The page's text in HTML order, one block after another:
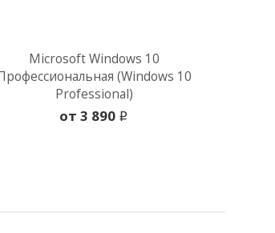
Microsoft Windows 10
(Windows 10
Professional)
oт 3 890 i